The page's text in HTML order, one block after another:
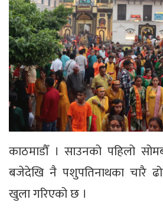
काठमाडौँ । साउनको पहिलो
बजेदेखि नै पशुपतिनाथका चारै
खुला गरिएको छ ।